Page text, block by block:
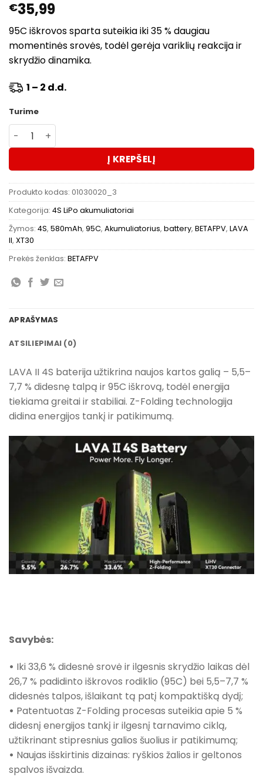
€35,99
95C iškrovos sparta suteikia iki 35 % daugiau
momentinės srovės, todėl gerėja variklių reakcija ir
skrydžio dinamika.
1 – 2 d.d.
Turime
produkto kiekis: Akumuliatorius BETAFPV LAVA II 4S
Į KREPŠELĮ
Produkto kodas: 01030020_3
Kategorija: 4S LiPo akumuliatoriai
Žymos: 4S, 580mAh, 95C, Akumuliatorius, battery, BETAFPV, LAVA
II, XT30
Prekės ženklas: BETAFPV
APRAŠYMAS
ATSILIEPIMAI (0)
LAVA II 4S baterija užtikrina naujos kartos galią – 5,5–
7,7 % didesnę talpą ir 95C iškrovą, todėl energija
tiekiama greitai ir stabiliai. Z-Folding technologija
didina energijos tankį ir patikimumą.
Savybės:
• Iki 33,6 % didesnė srovė ir ilgesnis skrydžio laikas dėl
26,7 % padidinto iškrovos rodiklio (95C) bei 5,5–7,7 %
didesnės talpos, išlaikant tą patį kompaktišką dydį;
• Patentuotas Z-Folding procesas suteikia apie 5 %
didesnį energijos tankį ir ilgesnį tarnavimo ciklą,
užtikrinant stipresnius galios šuolius ir patikimumą;
• Naujas išskirtinis dizainas: ryškios žalios ir geltonos
spalvos išvaizda.